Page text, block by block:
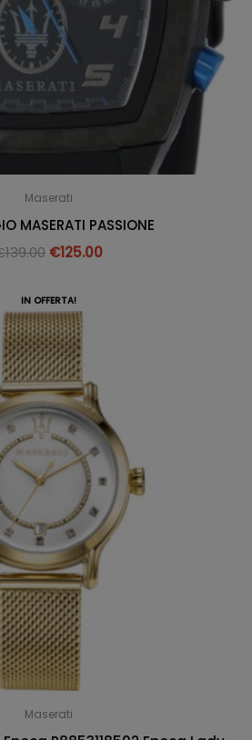
Maserati
MASERATI PASSIONE
139.00 €125.00
IN OFFERTA!
Maserati